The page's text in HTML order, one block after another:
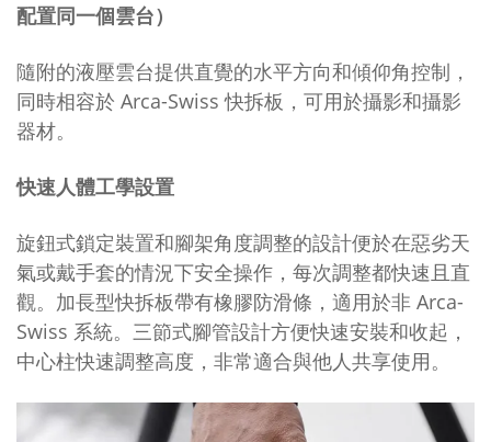
配置同一個雲台）
隨附的液壓雲台提供直覺的水平方向和傾仰角控制，
同時相容於 Arca-Swiss 快拆板，可用於攝影和攝影
器材。
快速人體工學設置
旋鈕式鎖定裝置和腳架角度調整的設計便於在惡劣天
氣或戴手套的情況下安全操作，每次調整都快速且直
觀。加長型快拆板帶有橡膠防滑條，適用於非 Arca-
Swiss 系統。三節式腳管設計方便快速安裝和收起，
中心柱快速調整高度，非常適合與他人共享使用。